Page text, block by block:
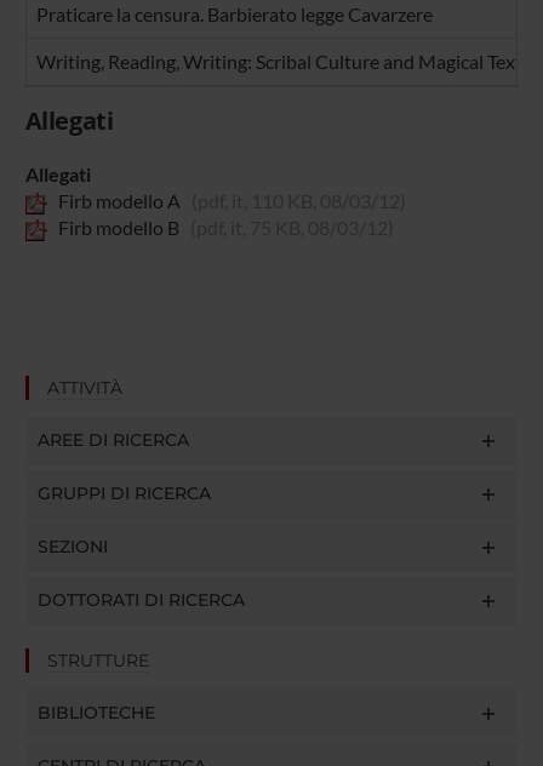
Praticare la censura. Barbierato legge Cavarzere
Writing, Reading, Writing: Scribal Culture and Magical Texts
Allegati
Allegati
Firb modello A
Firb modello B
ATTIVITÀ
AREE DI RICERCA
GRUPPI DI RICERCA
SEZIONI
DOTTORATI DI RICERCA
STRUTTURE
BIBLIOTECHE